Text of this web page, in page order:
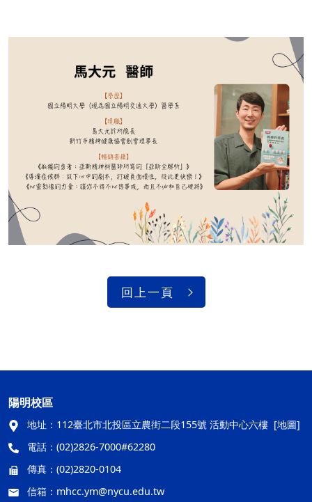
回上一頁
陽明校區
地址： 112臺北市北投區立農街二段155號 活動中心六樓 [地圖]
電話： (02)2826-7000#62280
傳真： (02)2820-0104
信箱： mhcc.ym@nycu.edu.tw